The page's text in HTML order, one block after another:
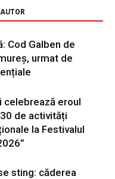
Cod Galben de
urmat de
celebrează eroul
de activități
la Festivalul
sting: căderea